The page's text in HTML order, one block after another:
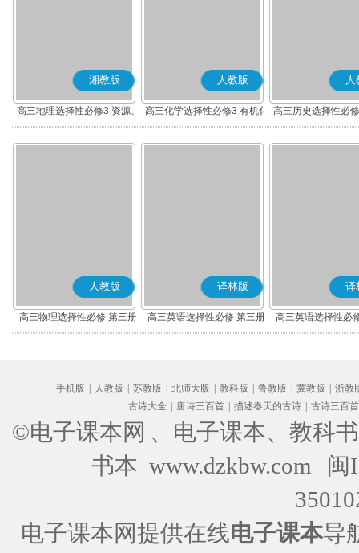
湘教版
高三地理选择性必修3 资源、
环境与国家安全
人教版
高三化学选择性必修3 有机化
学基础
人
高三历史选择性必
流与传播(部
人教版
高三物理选择性必修 第三册
译林版
高三英语选择性必修 第三册
译
高三英语选择性必
手机版 人教版 苏教版 北师大版 教科版 鲁教版 冀教版
浙教
古诗大全
唐诗三百首 描述春天的古诗 古诗三百首
©电子课本网 、电子课本、教科
书本 www.dzkbw.com
闽
电子课本网提供在线电子课本导